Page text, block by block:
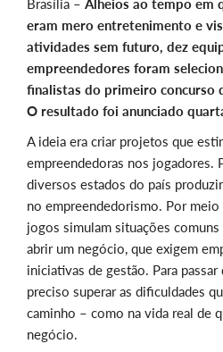
Brasília – Alheios ao tempo em
eram mero entretenimento e
atividades sem futuro, dez
empreendedores foram
finalistas do primeiro concurso
O resultado foi anunciado
A ideia era criar projetos que
empreendedoras nos jogadores.
diversos estados do país
no empreendedorismo. Por meio
jogos simulam situações
abrir um negócio, que exigem
iniciativas de gestão. Para
preciso superar as dificuldades
caminho – como na vida real de
negócio.